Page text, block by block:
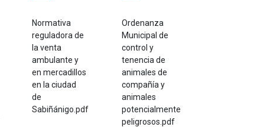
Normativa
reguladora de
la venta
ambulante y
en mercadillos
en la ciudad
de
Sabiñánigo.pdf
Ordenanza
Municipal de
control y
tenencia de
animales de
compañía y
animales
potencialmente
peligrosos.pdf